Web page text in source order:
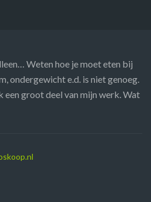
Weten hoe je moet eten bij
ondergewicht e.d. is niet genoeg.
een groot deel van mijn werk. Wat